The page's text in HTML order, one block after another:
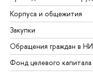
Корпуса и общежития
Закупки
Обращения граждан в
Фонд целевого капитала